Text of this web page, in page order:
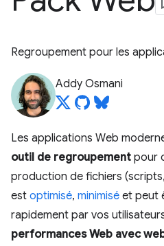
Regroupement pour les
Addy Osmani
Les applications Web
outil de regroupement pour
production de fichiers
est optimisé, minimisé et peut
rapidement par vos
performances Web avec